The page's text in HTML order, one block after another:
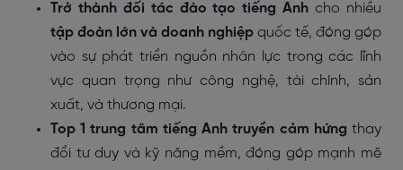
Trở thành đối tác đào tạo tiếng Anh cho nhiều
tập đoàn lớn và doanh nghiệp quốc tế, đóng góp
vào sự phát triển nguồn nhân lực trong các lĩnh
vực quan trọng như công nghệ, tài chính, sản
xuất, và thương mại.
Top 1 trung tâm tiếng Anh truyền cảm hứng thay
đổi tư duy và kỹ năng mềm, đóng góp mạnh mẽ